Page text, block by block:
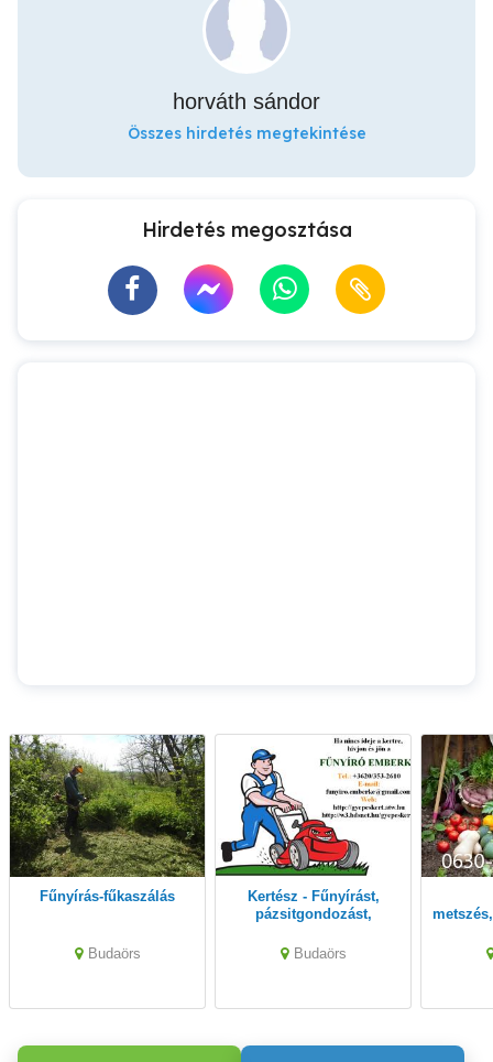
horváth sándor
Összes hirdetés megtekintése
Hirdetés megosztása
Fűnyírás-fűkaszálás
Budaörs
Kertész - Fűnyírást,
pázsitgondozást,
Budaörs és környékén
Budaörs